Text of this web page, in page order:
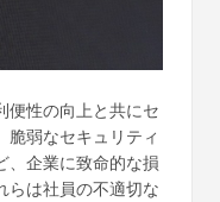
便性の向上と共にセ
脆弱なセキュリティ
、企業に致命的な損
らは社員の不適切な